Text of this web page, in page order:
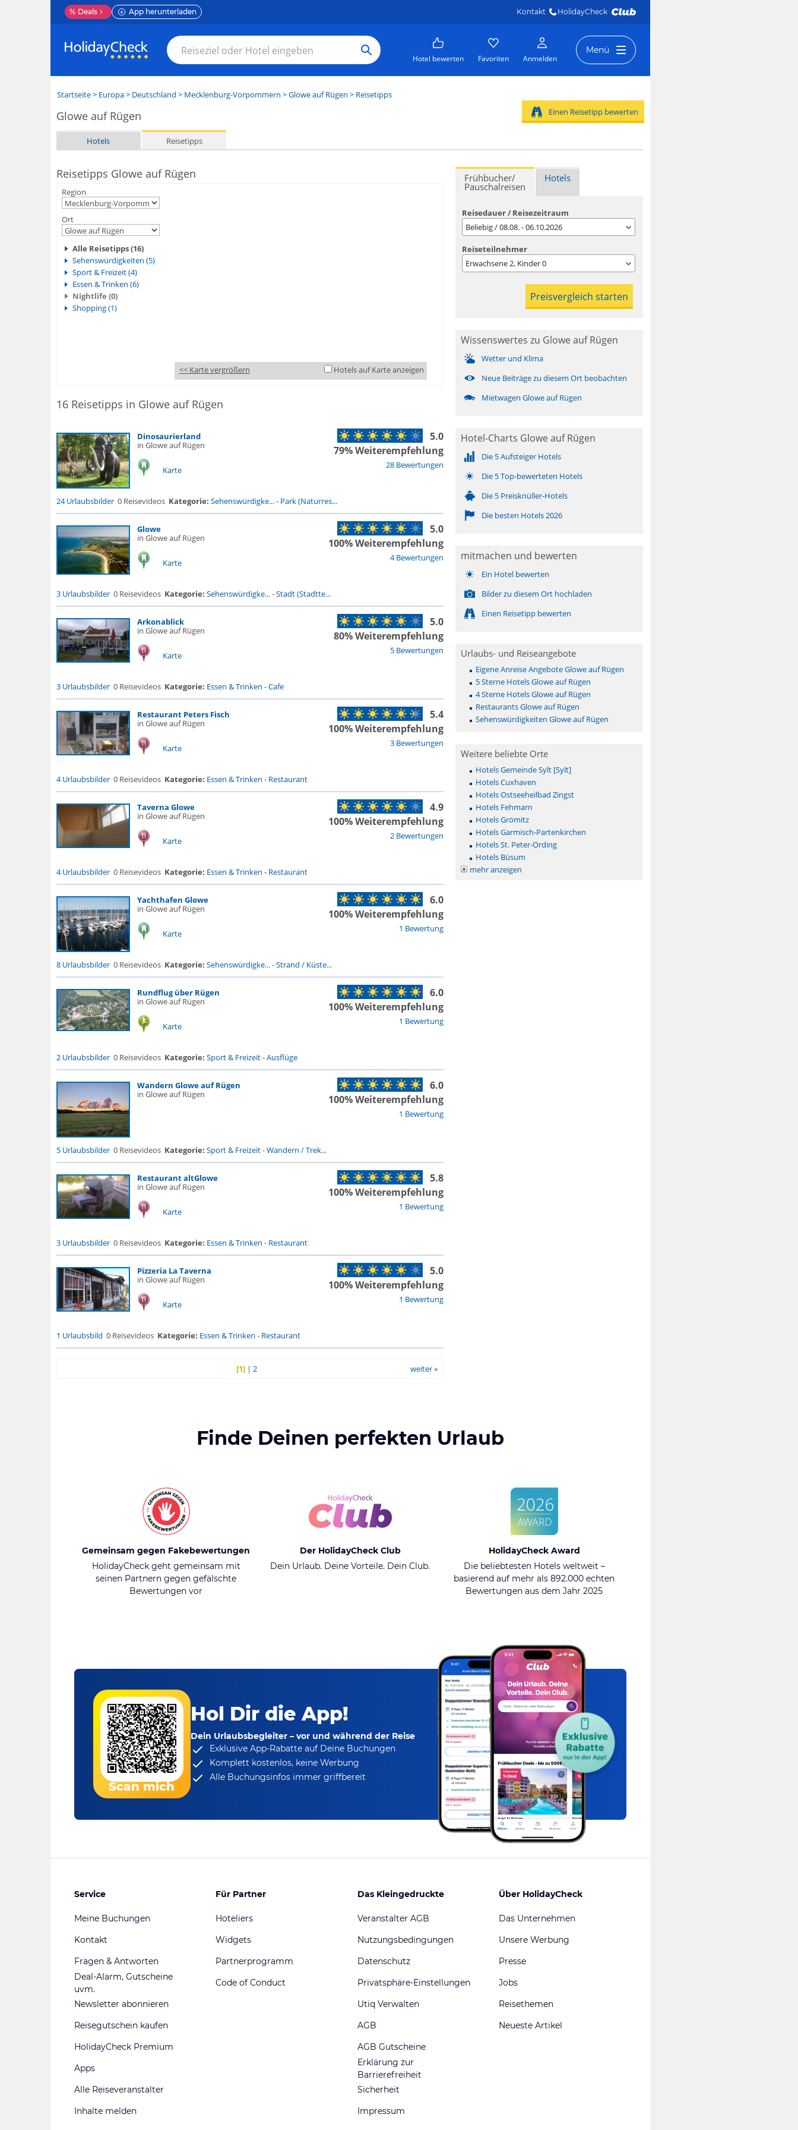
% Deals App herunterladen Kontakt HolidayCheck
Hotel bewerten Favoriten Anmelden
Menü
Startseite> Europa> Deutschland > Mecklenburg-Vorpommern >Glowe auf Rügen > Reisetipps
Glowe auf Rügen
Hotels Reisetipps
Einen Reisetipp bewerten
Reisetipps Glowe auf Rügen
Region
Ort
Alle Reisetipps (16)
Sehenswürdigkeiten (5)
Sport & Freizeit (4)
Essen & Trinken (6)
Nightlife (0)
Shopping (1)
<< Karte vergrößern Hotels auf Karte anzeigen
16 Reisetipps in Glowe auf Rügen
Dinosaurierland
in Glowe auf Rügen
Karte 28 Bewertungen
5.0
79% Weiterempfehlung
24 Urlaubsbilder 0 Reisevideos Kategorie: Sehenswürdigke...- Park (Naturres...
Glowe
in Glowe auf Rügen
Karte 4 Bewertungen
5.0
100% Weiterempfehlung
3 Urlaubsbilder 0 Reisevideos Kategorie: Sehenswürdigke...-Stadt (Stadtte...
Arkonablick
in Glowe auf Rügen
Karte 5 Bewertungen
5.0
80% Weiterempfehlung
3 Urlaubsbilder 0 Reisevideos Kategorie: Essen & Trinken -Cafe
Restaurant Peters Fisch
in Glowe auf Rügen
Karte 3 Bewertungen
5.4
100% Weiterempfehlung
4 Urlaubsbilder 0 Reisevideos Kategorie: Essen & Trinken - Restaurant
Taverna Glowe
in Glowe auf Rügen
Karte 2 Bewertungen
4.9
100% Weiterempfehlung
4 Urlaubsbilder 0 Reisevideos Kategorie: Essen & Trinken - Restaurant
Yachthafen Glowe
in Glowe auf Rügen
Karte 1 Bewertung
6.0
100% Weiterempfehlung
8 Urlaubsbilder 0 Reisevideos Kategorie: Sehenswürdigke...-Strand / Küste...
Rundflug über Rügen
in Glowe auf Rügen
Karte 1 Bewertung
6.0
100% Weiterempfehlung
2 Urlaubsbilder 0 Reisevideos Kategorie: Sport & Freizeit-Ausflüge
Wandern Glowe auf Rügen
in Glowe auf Rügen
1 Bewertung
6.0
100% Weiterempfehlung
5 Urlaubsbilder 0 Reisevideos Kategorie: Sport & Freizeit-Wandern / Trek...
Restaurant altGlowe
in Glowe auf Rügen
Karte 1 Bewertung
5.8
100% Weiterempfehlung
3 Urlaubsbilder 0 Reisevideos Kategorie: Essen & Trinken - Restaurant
Pizzeria La Taverna
in Glowe auf Rügen
Karte 1 Bewertung
5.0
100% Weiterempfehlung
1 Urlaubsbild 0 Reisevideos Kategorie: Essen & Trinken - Restaurant
[1]| 2 weiter »
Frühbucher/
Pauschalreisen
Hotels
Reisedauer / Reisezeitraum
Beliebig / 08.08. - 06.10.2026
Reiseteilnehmer
Erwachsene2, Kinder0
Wissenswertes zu Glowe auf Rügen
Wetter und Klima
Neue Beiträge zu diesem Ort beobachten
Mietwagen Glowe auf Rügen
Hotel-Charts Glowe auf Rügen
Die 5 Aufsteiger Hotels
Die 5 Top-bewerteten Hotels
Die 5 Preisknüller-Hotels
Die besten Hotels 2026
mitmachen und bewerten
Ein Hotel bewerten
Bilder zu diesem Ort hochladen
Einen Reisetipp bewerten
Urlaubs- und Reiseangebote
Eigene Anreise Angebote Glowe auf Rügen
5 Sterne Hotels Glowe auf Rügen
4 Sterne Hotels Glowe auf Rügen
Restaurants Glowe auf Rügen
Sehenswürdigkeiten Glowe auf Rügen
Weitere beliebte Orte
Hotels Gemeinde Sylt [Sylt]
Hotels Cuxhaven
Hotels Ostseeheilbad Zingst
Hotels Fehmarn
Hotels Grömitz
Hotels Garmisch-Partenkirchen
Hotels St. Peter-Ording
Hotels Büsum
mehr anzeigen
Finde Deinen perfekten Urlaub
Gemeinsam gegen Fakebewertungen
HolidayCheck geht gemeinsam mit
seinen Partnern gegen gefälschte
Bewertungen vor
Der HolidayCheck Club
Dein Urlaub. Deine Vorteile. Dein Club.
HolidayCheck Award
Die beliebtesten Hotels weltweit –
basierend auf mehr als 892.000 echten
Bewertungen aus dem Jahr 2025
Scan mich
Hol Dir die App!
Dein Urlaubsbegleiter – vor und während der Reise
Exklusive App-Rabatteauf Deine Buchungen
Komplett kostenlos, keine Werbung
Alle Buchungsinfos immer griffbereit
Service
Meine Buchungen
Kontakt
Fragen & Antworten
Deal-Alarm, Gutscheine
uvm.
Newsletter abonnieren
Reisegutschein kaufen
HolidayCheck Premium
Apps
Alle Reiseveranstalter
Inhalte melden
Für Partner
Hoteliers
Widgets
Partnerprogramm
Code of Conduct
Das Kleingedruckte
Veranstalter AGB
Nutzungsbedingungen
Datenschutz
Privatsphäre-Einstellungen
Utiq Verwalten
AGB
AGB Gutscheine
Erklärung zur
Barrierefreiheit
Sicherheit
Impressum
Über HolidayCheck
Das Unternehmen
Unsere Werbung
Presse
Jobs
Reisethemen
Neueste Artikel